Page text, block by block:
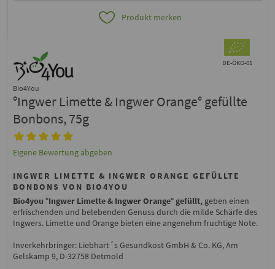
Produkt merken
DE-ÖKO-01
Bio4You
°Ingwer Limette & Ingwer Orange° gefüllte
Bonbons, 75g
Eigene Bewertung abgeben
INGWER LIMETTE & INGWER ORANGE GEFÜLLTE
BONBONS VON BIO4YOU
Bio4you °Ingwer Limette & Ingwer Orange° gefüllt,geben einen
erfrischenden und belebenden Genuss durch die milde Schärfe des
Ingwers. Limette und Orange bieten eine angenehm fruchtige Note.
Inverkehrbringer: Liebhart´s Gesundkost GmbH & Co. KG, Am
Gelskamp 9, D-32758 Detmold